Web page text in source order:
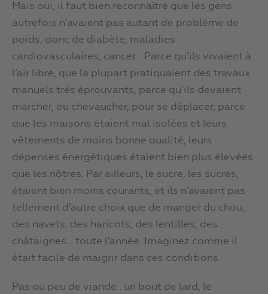
Mais oui, il faut bien reconnaître que les gens
autrefois n’avaient pas autant de problème de
poids, donc de diabète, maladies
cardiovasculaires, cancer… Parce qu’ils vivaient à
l’air libre, que la plupart pratiquaient des travaux
manuels très éprouvants, parce qu’ils devaient
marcher, ou chevaucher, pour se déplacer, parce
que les maisons étaient mal isolées et leurs
vêtements de moins bonne qualité, leurs
dépenses énergétiques étaient bien plus élevées
que les nôtres. Par ailleurs, le sucre, les sucres,
étaient bien moins courants, et ils n’avaient pas
tellement d’autre choix que de manger du chou,
des navets, des haricots, des lentilles, des
châtaignes… toute l’année. Imaginez comme il
était facile de maigrir dans ces conditions.
Pas ou peu de viande : un bout de lard, le